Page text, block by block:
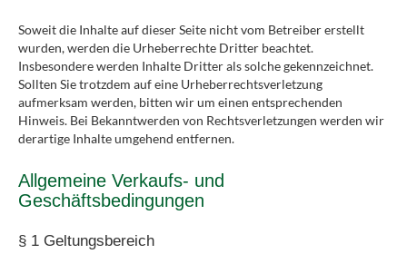
Soweit die Inhalte auf dieser Seite nicht vom Betreiber erstellt
wurden, werden die Urheberrechte Dritter beachtet.
Insbesondere werden Inhalte Dritter als solche gekennzeichnet.
Sollten Sie trotzdem auf eine Urheberrechtsverletzung
aufmerksam werden, bitten wir um einen entsprechenden
Hinweis. Bei Bekanntwerden von Rechtsverletzungen werden wir
derartige Inhalte umgehend entfernen.
Allgemeine Verkaufs- und
Geschäftsbedingungen
§ 1 Geltungsbereich